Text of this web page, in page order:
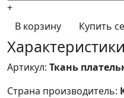
+
В корзину
Купить
Характеристики
Артикул: Ткань
Страна производитель: